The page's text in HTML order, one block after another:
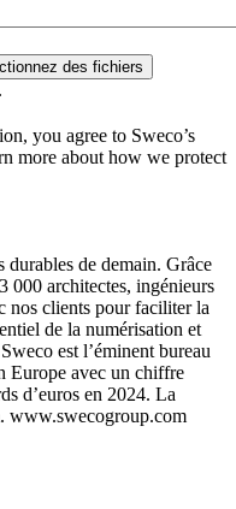
des fichiers
you agree to Sweco’s
more about how we protect
de demain. Grâce
000 architectes, ingénieurs
nos clients pour faciliter la
de la numérisation et
est l’éminent bureau
Europe avec un chiffre
d’euros en 2024. La
www.swecogroup.com